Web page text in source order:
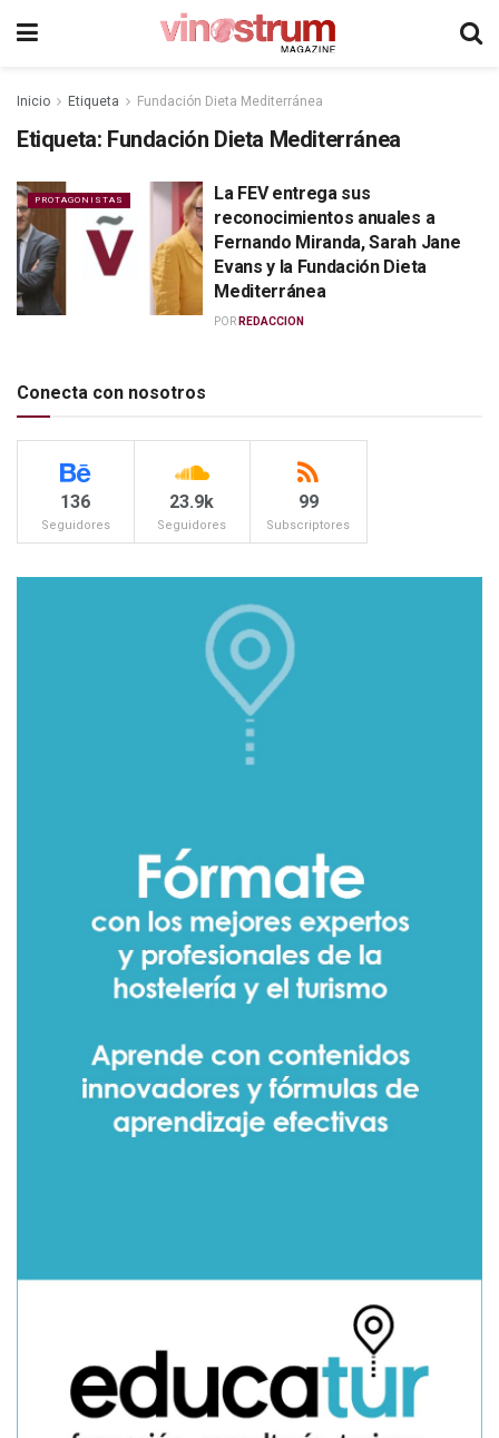
Inicio Etiqueta Fundación Dieta Mediterránea
Etiqueta: Fundación Dieta Mediterránea
PROTAGONISTAS
La FEV entrega sus
reconocimientos anuales a
Fernando Miranda, Sarah Jane
Evans y la Fundación Dieta
Mediterránea
POR REDACCION
Conecta con nosotros
136
Seguidores
23.9k
Seguidores
99
Subscriptores